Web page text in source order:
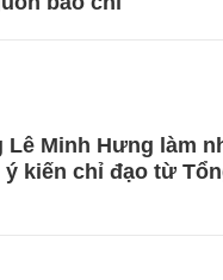
Minh Hưng làm
kiến chỉ đạo từ